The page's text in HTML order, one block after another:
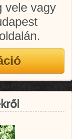
vele vagy